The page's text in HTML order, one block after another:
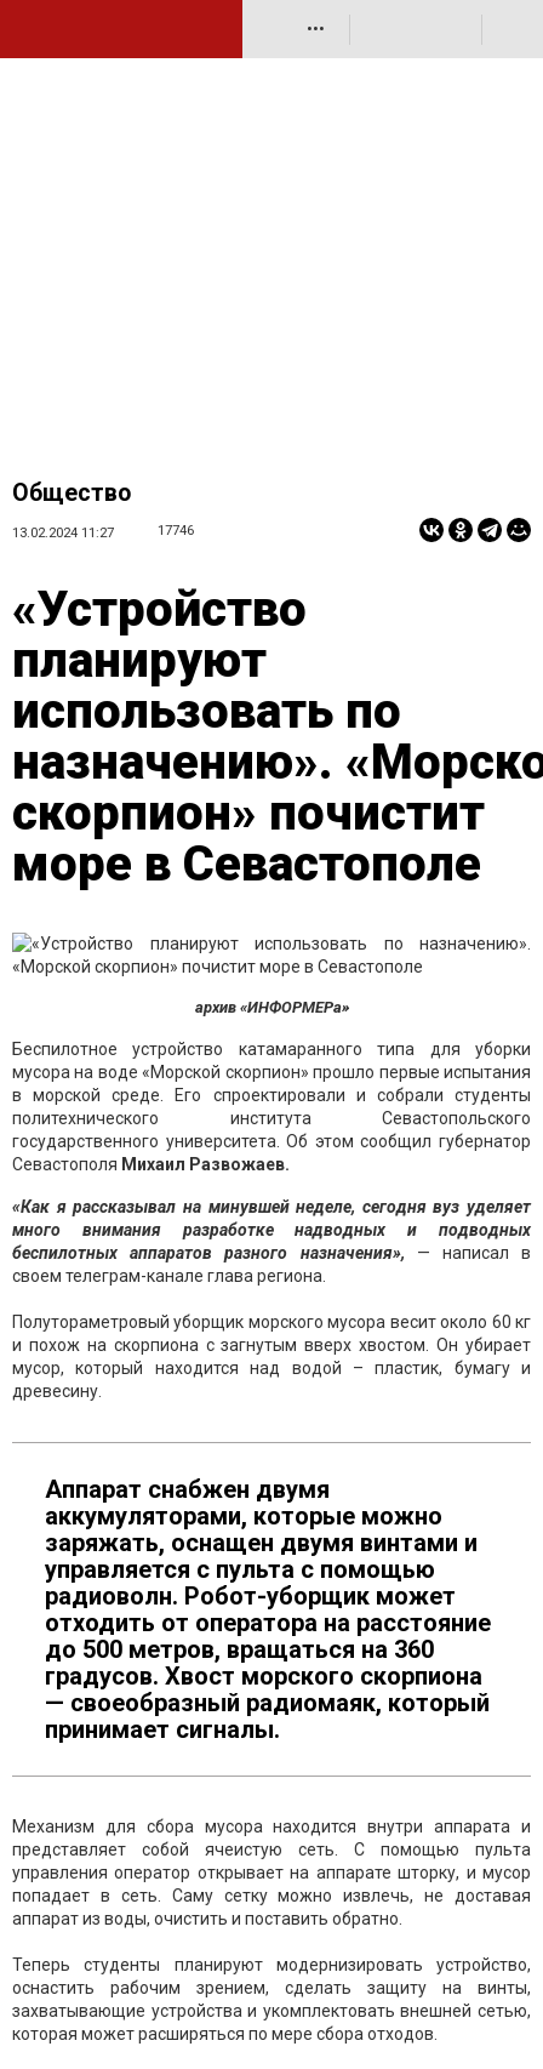
•••
Общество
13.02.2024 11:27 17746
«Устройство
планируют
использовать по
назначению».
скорпион» почистит
море в Севастополе
архив «ИНФОРМЕРа»
Беспилотное устройство катамаранного типа для уборки
мусора на воде «Морской скорпион» прошло первые испытания
в морской среде. Его спроектировали и собрали студенты
политехнического института Севастопольского
государственного университета. Об этом сообщил губернатор
Севастополя Михаил Развожаев.
«Как я рассказывал на минувшей неделе, сегодня вуз уделяет
много внимания разработке надводных и подводных
беспилотных аппаратов разного назначения», — написал в
своем телеграм-канале глава региона.
Полутораметровый уборщик морского мусора весит около 60 кг
и похож на скорпиона с загнутым вверх хвостом. Он убирает
мусор, который находится над водой – пластик, бумагу и
древесину.
Аппарат снабжен двумя
аккумуляторами, которые можно
заряжать, оснащен двумя винтами и
управляется с пульта с помощью
радиоволн. Робот-уборщик может
отходить от оператора на расстояние
до 500 метров, вращаться на 360
градусов. Хвост морского скорпиона
— своеобразный радиомаяк, который
принимает сигналы.
Механизм для сбора мусора находится внутри аппарата и
представляет собой ячеистую сеть. С помощью пульта
управления оператор открывает на аппарате шторку, и мусор
попадает в сеть. Саму сетку можно извлечь, не доставая
аппарат из воды, очистить и поставить обратно.
Теперь студенты планируют модернизировать устройство,
оснастить рабочим зрением, сделать защиту на винты,
захватывающие устройства и укомплектовать внешней сетью,
которая может расширяться по мере сбора отходов.